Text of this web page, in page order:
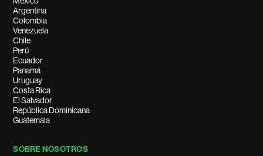
Argentina
Colombia
Venezuela
Chile
Perú
Ecuador
Panamá
Uruguay
Costa Rica
El Salvador
República Dominicana
Guatemala
SOBRE NOSOTROS